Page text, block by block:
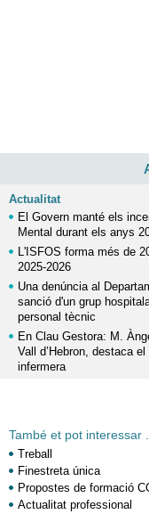
Actualitat
El Govern manté els
Mental durant els anys
L'ISFOS forma més de
2025-2026
Una denúncia al
sanció d'un grup
personal tècnic
En Clau Gestora: M.
Vall d’Hebron, destaca
infermera
També et pot interessar
Treball
Finestreta única
Propostes de formació
Actualitat professional